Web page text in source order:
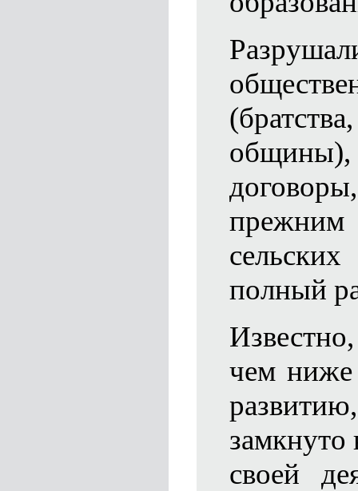
общины),
полный
чем ниже
замкнуто
своей